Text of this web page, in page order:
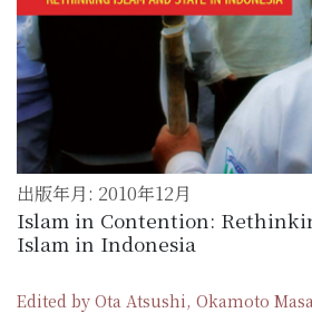
出版年月: 2010年12月
Islam in Contention:
Islam in Indonesia
Edited by Ota Atsushi, Okamoto